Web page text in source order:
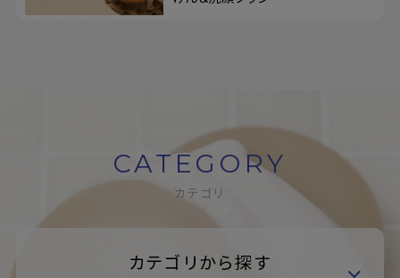
CATEGORY
カテゴリ
カテゴリから探す